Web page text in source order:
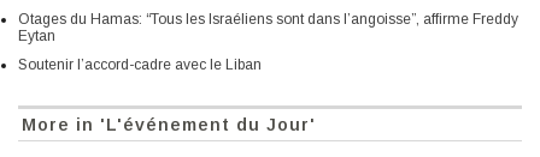
Otages du Hamas: “Tous les Israéliens sont dans l’angoisse”, affirme Freddy
Eytan
Soutenir l’accord-cadre avec le Liban
More in 'L'événement du Jour'